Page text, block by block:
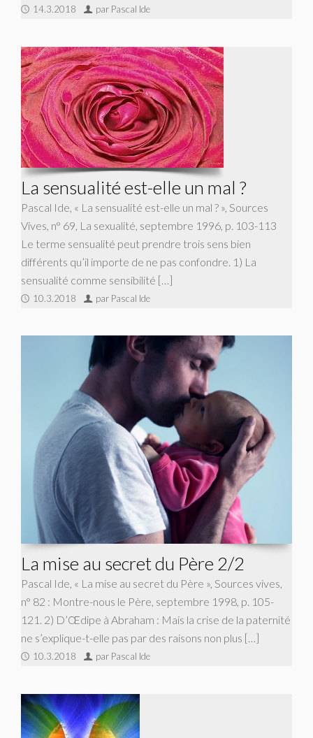
14.3.2018 par Pascal Ide
La sensualité est-elle un mal ?
Pascal Ide, « La sensualité est-elle un mal ? », Sources
Vives, n° 69, La sexualité, septembre 1996, p. 103-113
Le terme sensualité peut prendre trois sens bien
différents qu’il importe de ne pas confondre. 1) La
sensualité comme sensibilité […]
10.3.2018 par Pascal Ide
La mise au secret du Père 2/2
Pascal Ide, « La mise au secret du Père », Sources vives,
n° 82 : Montre-nous le Père, septembre 1998, p. 105-
121. 2) D’Œdipe à Abraham : Mais la crise de la paternité
ne s’explique-t-elle pas par des raisons non plus […]
10.3.2018 par Pascal Ide